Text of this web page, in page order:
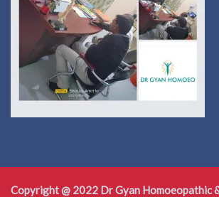
Copyright @ 2022 Dr Gyan Homoeopathic